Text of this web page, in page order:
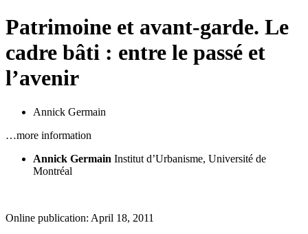
Patrimoine et avant-garde. Le
cadre bâti : entre le passé et
l’avenir
Annick Germain
…more information
Annick Germain Institut d’Urbanisme, Université de
Montréal
Online publication: April 18, 2011